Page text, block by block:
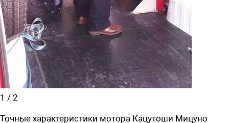
1 / 2
Точные характеристики мотора Кацутоши Мицуно